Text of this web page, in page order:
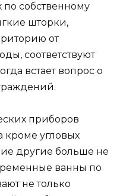
по собственному
шторки,
от
соответствуют
встает вопрос о
приборов
кроме угловых
другие больше не
ванны по
не только